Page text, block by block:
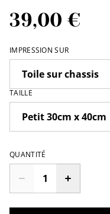
39,00 €
IMPRESSION SUR
TAILLE
QUANTITÉ